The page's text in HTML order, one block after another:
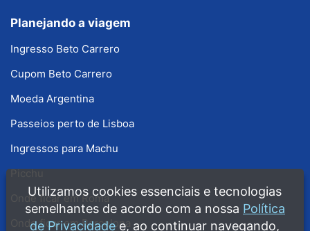
Planejando a viagem
Ingresso Beto Carrero
Cupom Beto Carrero
Moeda Argentina
Passeios perto de Lisboa
Ingressos para Machu
Picchu
Onde ficar em Roma
Onde ficar em Barcelona
Utilizamos cookies essenciais e tecnologias
semelhantes de acordo com a nossa Política
de Privacidade e, ao continuar navegando,